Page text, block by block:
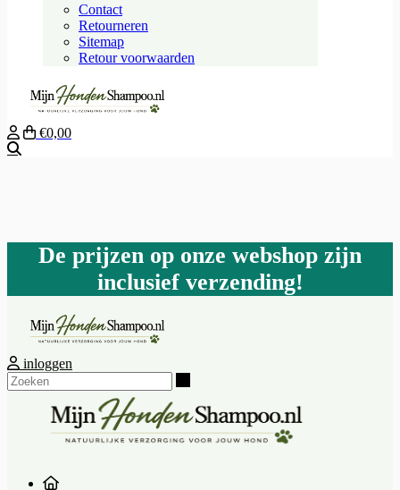
Contact
Retourneren
Sitemap
Retour voorwaarden
€0,00
De prijzen op onze webshop zijn
inclusief verzending!
inloggen